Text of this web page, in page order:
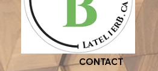
CONTACT